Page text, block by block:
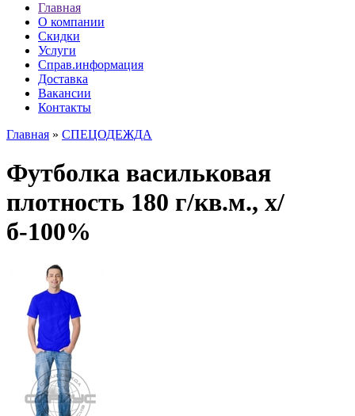
Главная
О компании
Скидки
Услуги
Справ.информация
Доставка
Вакансии
Контакты
Главная » СПЕЦОДЕЖДА
Футболка васильковая
плотность 180 г/кв.м., х/
б-100%